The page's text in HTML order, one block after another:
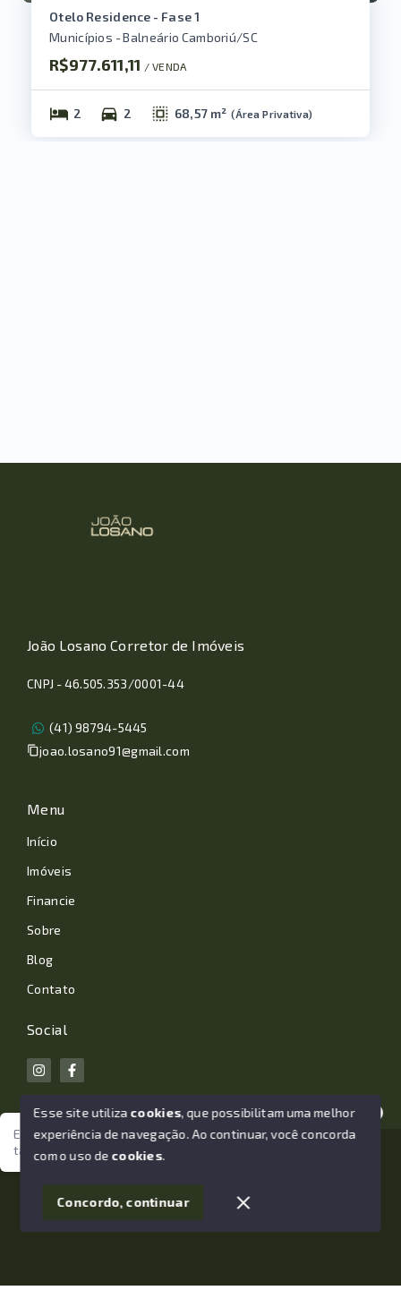
Otelo Residence - Fase 1
Municípios - Balneário Camboriú/SC
R$977.611,11 / VENDA
2 2 68,57 m² (Área Privativa)
Estamos aqui para te ajudar. Vamos juntos nessa jornada
tão importante da sua vida?
João Losano Corretor de Imóveis
CNPJ - 46.505.353/0001-44
(41) 98794-5445
joao.losano91@gmail.com
Menu
Início
Imóveis
Financie
Sobre
Blog
Contato
Social
© Copyright 2026 - João Losano Corretor de Imóveis -
SITE PARA IMOBILIARIA
Esse site utiliza cookies, que possibilitam uma melhor
experiência de navegação.Ao continuar, você concorda
com o uso de cookies.
Concordo, continuar